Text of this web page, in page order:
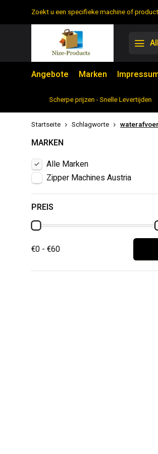
Zoekt u een specifieke machine of
Angebote Marken
Scherpe prijzen - Snelle Levertijden
Startseite Schlagworte
MARKEN
Alle Marken
Zipper Machines Austria
PREIS
€0 - €60